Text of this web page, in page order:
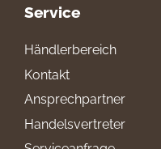
Service
Händlerbereich
Kontakt
Ansprechpartner
Handelsvertreter